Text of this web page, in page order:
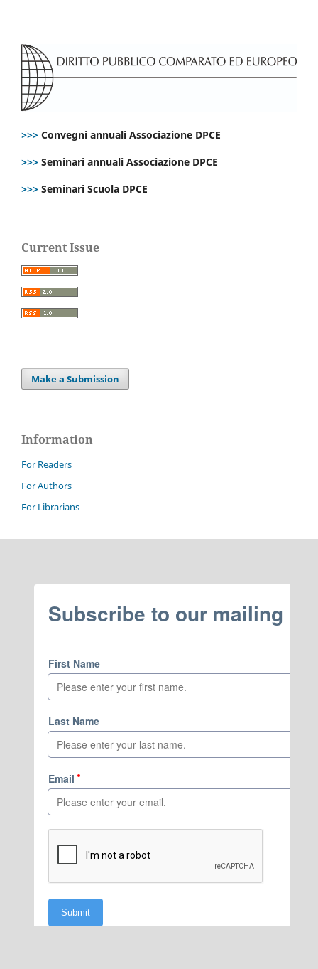
>>> Convegni annuali Associazione DPCE
>>> Seminari annuali Associazione DPCE
>>> Seminari Scuola DPCE
Current Issue
Make a Submission
Information
For Readers
For Authors
For Librarians